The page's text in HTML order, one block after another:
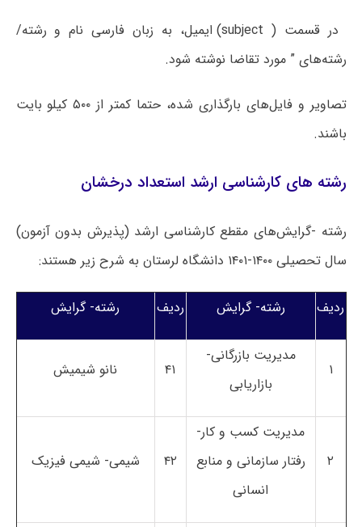
در قسمت ( subject) ایمیل، به زبان فارسی نام و رشته/
رشته‌های ” مورد تقاضا نوشته شود.
تصاویر و فایل‌های بارگذاری شده، حتما کمتر از ۵۰۰ کیلو بایت
باشند.
رشته های کارشناسی ارشد استعداد درخشان
رشته -گرایش‌های مقطع کارشناسی ارشد (پذیرش بدون آزمون)
سال تحصیلی ۱۴۰۰-۱۴۰۱ دانشگاه لرستان به شرح زیر هستند:
ردیف رشته- گرایش ردیف رشته- گرایش
۱
مدیریت بازرگانی-
بازاریابی
۴۱ نانو شیمیش
۲
مدیریت کسب و کار-
رفتار سازمانی و منابع
انسانی
۴۲ شیمی- شیمی فیزیک